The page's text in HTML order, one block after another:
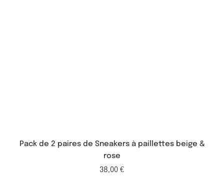
Pack de 2 paires de Sneakers à paillettes beige &
rose
38,00 €